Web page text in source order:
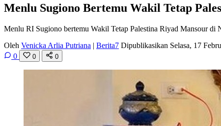
Menlu Sugiono Bertemu Wakil Tetap
Menlu RI Sugiono bertemu Wakil Tetap Palestina Riyad Mansour
Oleh Venicka Arlia Putriana | Berita7 Dipublikasikan Selasa, 17
0
0 0